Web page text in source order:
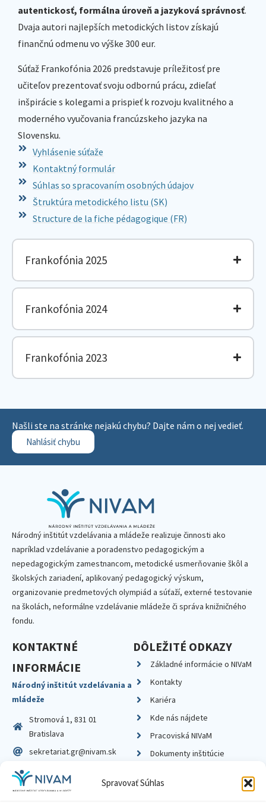
Spravovať Súhlas
autentickosť, formálna úroveň a jazyková správnosť.
Dvaja autori najlepších metodických listov získajú
finančnú odmenu vo výške 300 eur.
Súťaž Frankofónia 2026 predstavuje príležitosť pre
učiteľov prezentovať svoju odbornú prácu, zdieľať
inšpirácie s kolegami a prispieť k rozvoju kvalitného a
moderného vyučovania francúzskeho jazyka na
Slovensku.
Vyhlásenie súťaže
Kontaktný formulár
Súhlas so spracovaním osobných údajov
Štruktúra metodického listu (SK)
Structure de la fiche pédagogique (FR)
Frankofónia 2025
Frankofónia 2024
Frankofónia 2023
Našli ste na stránke nejakú chybu? Dajte nám o nej vedieť.
Nahlásiť chybu
Národný inštitút vzdelávania a mládeže realizuje činnosti ako
napríklad vzdelávanie a poradenstvo pedagogickým a
nepedagogickým zamestnancom, metodické usmerňovanie škôl a
školských zariadení, aplikovaný pedagogický výskum,
organizovanie predmetových olympiád a súťaží, externé testovanie
na školách, neformálne vzdelávanie mládeže či správa knižničného
fondu.
KONTAKTNÉ
INFORMÁCIE
Národný inštitút vzdelávania a
mládeže
Stromová 1, 831 01
Bratislava
sekretariat.gr@nivam.sk
IČO: 00164348
DIČ: 2020798714
DÔLEŽITÉ ODKAZY
Základné informácie o NIVaM
Kontakty
Kariéra
Kde nás nájdete
Pracoviská NIVaM
Dokumenty inštitúcie